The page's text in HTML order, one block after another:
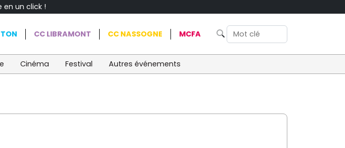
en un click !
CC LIBRAMONT CC NASSOGNE MCFA
Cinéma Festival Autres événements